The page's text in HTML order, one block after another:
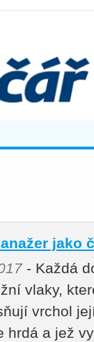
jako
- Každá
vlaky,
vrchol
hrdá a jež